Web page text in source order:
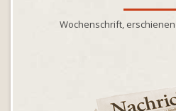
Wochenschrift,